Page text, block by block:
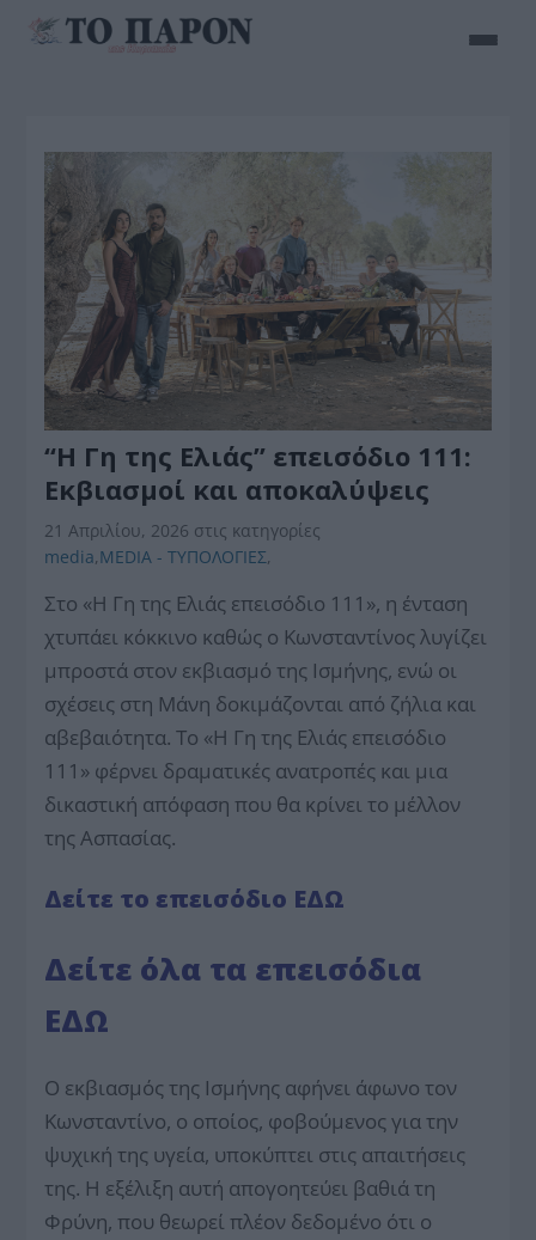
“Η Γη της Ελιάς” επεισόδιο 111:
Εκβιασμοί και αποκαλύψεις
21 Απριλίου, 2026 στις κατηγορίες
media,MEDIA - ΤΥΠΟΛΟΓΙΕΣ,
Στο «Η Γη της Ελιάς επεισόδιο 111», η ένταση
χτυπάει κόκκινο καθώς ο Κωνσταντίνος λυγίζει
μπροστά στον εκβιασμό της Ισμήνης, ενώ οι
σχέσεις στη Μάνη δοκιμάζονται από ζήλια και
αβεβαιότητα. Το «Η Γη της Ελιάς επεισόδιο
111» φέρνει δραματικές ανατροπές και μια
δικαστική απόφαση που θα κρίνει το μέλλον
της Ασπασίας.
Δείτε το επεισόδιο ΕΔΩ
Δείτε όλα τα επεισόδια
ΕΔΩ
Ο εκβιασμός της Ισμήνης αφήνει άφωνο τον
Κωνσταντίνο, ο οποίος, φοβούμενος για την
ψυχική της υγεία, υποκύπτει στις απαιτήσεις
της. Η εξέλιξη αυτή απογοητεύει βαθιά τη
Φρύνη, που θεωρεί πλέον δεδομένο ότι ο